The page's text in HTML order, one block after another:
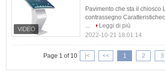
Pavimento che sta il chiosco
contrassegno
...
Leggi di più
2022-10-21 18:01:14
Page 1 of 10 |< << 1 2 3